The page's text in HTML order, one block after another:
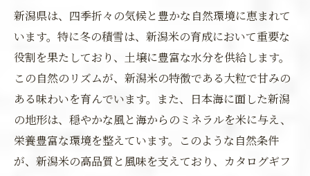
新潟県は、四季折々の気候と豊かな自然環境に恵まれて
います。特に冬の積雪は、新潟米の育成において重要な
役割を果たしており、土壌に豊富な水分を供給します。
この自然のリズムが、新潟米の特徴である大粒で甘みの
ある味わいを育んでいます。また、日本海に面した新潟
の地形は、穏やかな風と海からのミネラルを米に与え、
栄養豊富な環境を整えています。このような自然条件
が、新潟米の高品質と風味を支えており、カタログギフ